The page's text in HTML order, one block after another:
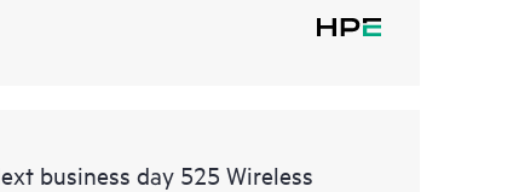
business day 525 Wireless